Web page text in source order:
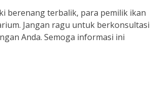
berenang terbalik, para pemilik ikan
Jangan ragu untuk berkonsultasi
Anda. Semoga informasi ini